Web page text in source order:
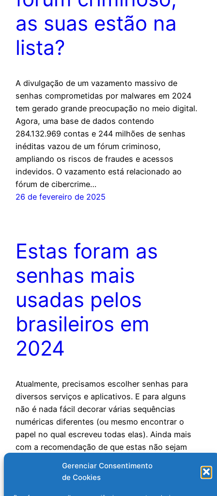
Gerenciar Consentimento
de Cookies
as suas estão na
lista?
A divulgação de um vazamento massivo de
senhas comprometidas por malwares em 2024
tem gerado grande preocupação no meio digital.
Agora, uma base de dados contendo
284.132.969 contas e 244 milhões de senhas
inéditas vazou de um fórum criminoso,
ampliando os riscos de fraudes e acessos
indevidos. O vazamento está relacionado ao
fórum de cibercrime…
26 de fevereiro de 2025
Estas foram as
senhas mais
usadas pelos
brasileiros em
2024
Atualmente, precisamos escolher senhas para
diversos serviços e aplicativos. E para alguns
não é nada fácil decorar várias sequências
numéricas diferentes (ou mesmo encontrar o
papel no qual escreveu todas elas). Ainda mais
com a recomendação de que estas não sejam
será que os brasileiros seguem esta sugestão?